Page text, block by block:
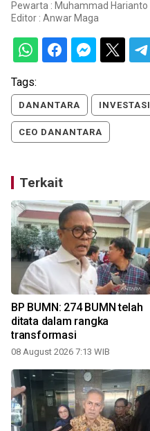
Pewarta : Muhammad Harianto
Editor : Anwar Maga
Tags:
DANANTARA INVESTASI
CEO DANANTARA
Terkait
BP BUMN: 274 BUMN telah
ditata dalam rangka
transformasi
08 August 2026 7:13 WIB